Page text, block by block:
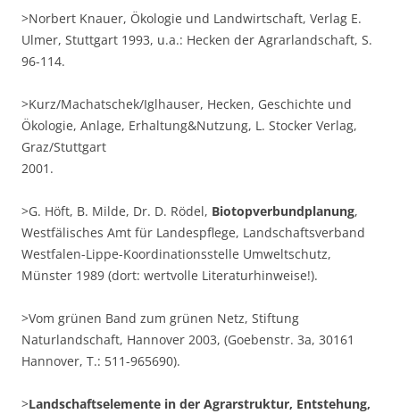
>Norbert Knauer, Ökologie und Landwirtschaft, Verlag E.
Ulmer, Stuttgart 1993, u.a.: Hecken der Agrarlandschaft, S.
96-114.
>Kurz/Machatschek/Iglhauser, Hecken, Geschichte und
Ökologie, Anlage, Erhaltung&Nutzung, L. Stocker Verlag,
Graz/Stuttgart
2001.
>G. Höft, B. Milde, Dr. D. Rödel, Biotopverbundplanung,
Westfälisches Amt für Landespflege, Landschaftsverband
Westfalen-Lippe-Koordinationsstelle Umweltschutz,
Münster 1989 (dort: wertvolle Literaturhinweise!).
>Vom grünen Band zum grünen Netz, Stiftung
Naturlandschaft, Hannover 2003, (Goebenstr. 3a, 30161
Hannover, T.: 511-965690).
>Landschaftselemente in der Agrarstruktur, Entstehung,